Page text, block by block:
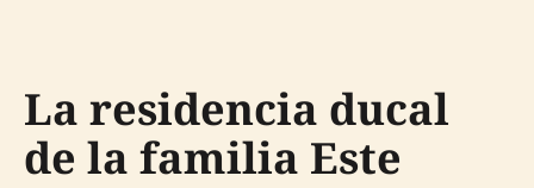
La residencia ducal
de la familia Este